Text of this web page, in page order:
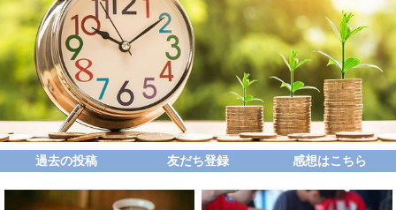
過去の投稿 友だち登録 感想はこちら